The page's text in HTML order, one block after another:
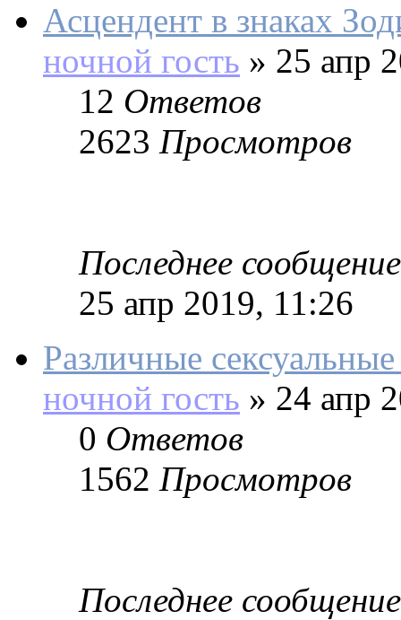
Асцендент в знаках
ночной гость » 25 апр
12 Ответов
2623 Просмотров
Последнее сообщение
25 апр 2019, 11:26
Различные
ночной гость » 24 апр
0 Ответов
1562 Просмотров
Последнее сообщение